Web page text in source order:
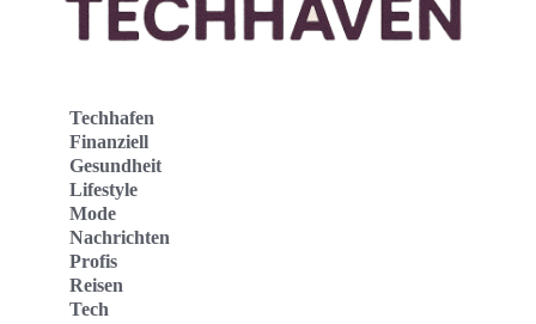
Techhafen
Finanziell
Gesundheit
Lifestyle
Mode
Nachrichten
Profis
Reisen
Tech